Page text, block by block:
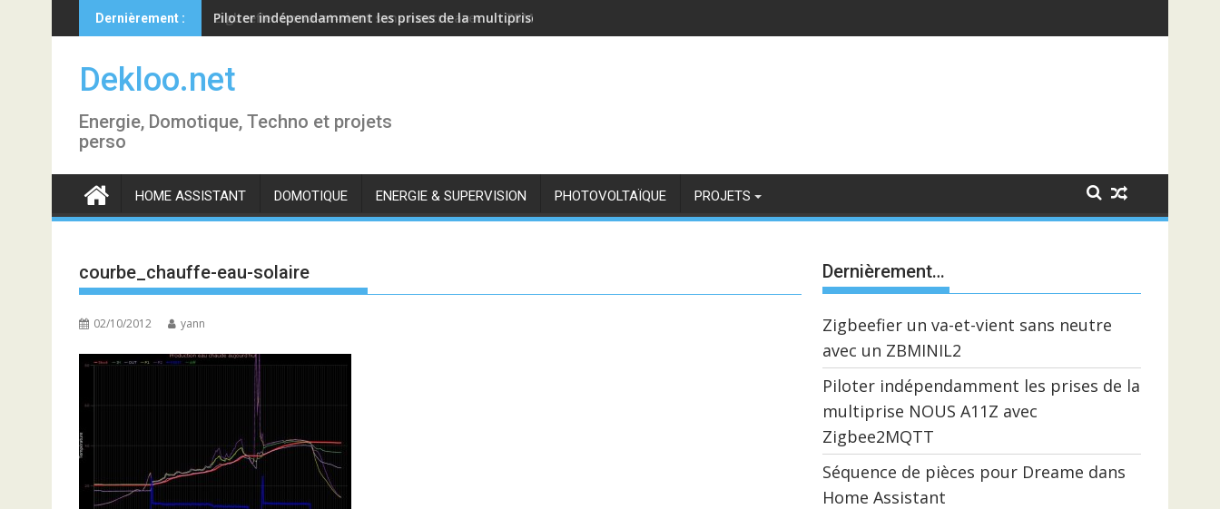
to
content
Dernièrement : Piloter indépendamment les prises de la multiprise NOUS A11Z avec Zigbee2MQTT
Dekloo.net
Energie, Domotique, Techno et projets
perso
HOME ASSISTANT DOMOTIQUE ENERGIE & SUPERVISION PHOTOVOLTAÏQUE PROJETS
courbe_chauffe-eau-solaire
02/10/2012 yann
Dernièrement…
Zigbeefier un va-et-vient sans neutre
avec un ZBMINIL2
Piloter indépendamment les prises de la
multiprise NOUS A11Z avec
Zigbee2MQTT
Séquence de pièces pour Dreame dans
Home Assistant